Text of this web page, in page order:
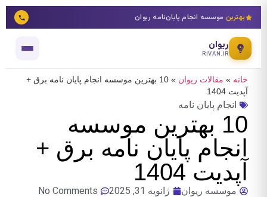
بهترین موسسه انجام پایان‌نامه ریوان
ریوان
RIVAN.IR
خانه » مقالات ریوان »
10 بهترین موسسه انجام پایان نامه برق +
آپدیت 1404
انجام پایان نامه
10 بهترین موسسه
انجام پایان نامه برق +
آپدیت 1404
موسسه ریوان ژانویه 31, 2025 No Comments